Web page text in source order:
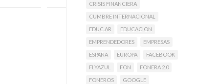
CRISIS FINANCIERA
CUMBRE INTERNACIONAL
EDUC.AR
EDUCACION
EMPRENDEDORES
EMPRESAS
ESPAÑA
EUROPA
FACEBOOK
FLYAZUL
FON
FONERA 2.0
FONEROS
GOOGLE